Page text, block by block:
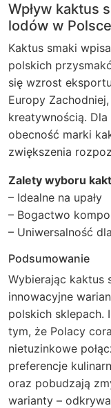
Wpływ kaktus
lodów w Polsce
Kaktus smaki
polskich
się wzrost
Europy
kreatywnością.
obecność marki
zwiększenia
Zalety wyboru
– Idealne na upały
– Bogactwo
– Uniwersalność
Podsumowanie
Wybierając kaktus
innowacyjne
polskich sklepach.
tym, że Polacy
nietuzinkowe
preferencje
oraz pobudzają
warianty –